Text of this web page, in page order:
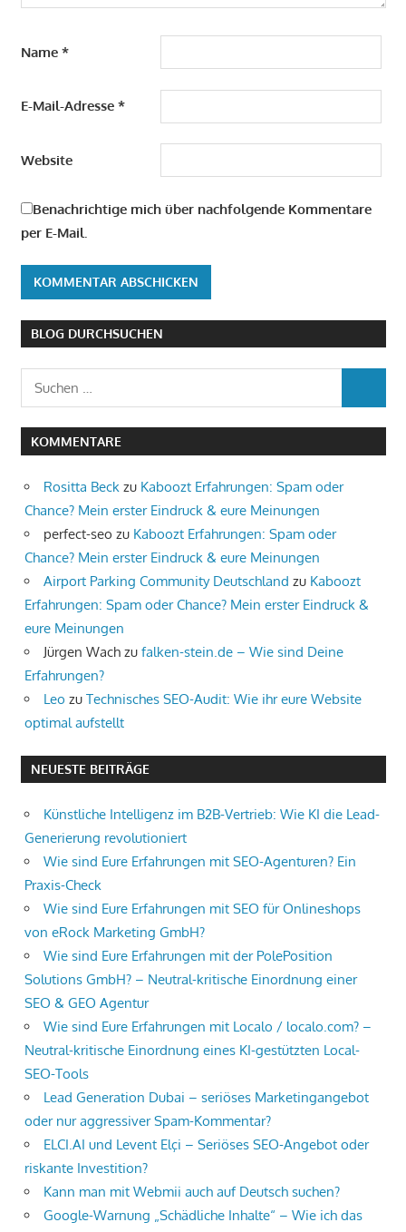
Name *
E-Mail-Adresse *
Website
Benachrichtige mich über nachfolgende Kommentare
per E-Mail.
BLOG DURCHSUCHEN
KOMMENTARE
Rositta Beck zu Kaboozt Erfahrungen: Spam oder
Chance? Mein erster Eindruck & eure Meinungen
perfect-seo zu Kaboozt Erfahrungen: Spam oder
Chance? Mein erster Eindruck & eure Meinungen
Airport Parking Community Deutschland zu Kaboozt
Erfahrungen: Spam oder Chance? Mein erster Eindruck &
eure Meinungen
Jürgen Wach zu falken-stein.de – Wie sind Deine
Erfahrungen?
Leo zu Technisches SEO-Audit: Wie ihr eure Website
optimal aufstellt
NEUESTE BEITRÄGE
Künstliche Intelligenz im B2B-Vertrieb: Wie KI die Lead-
Generierung revolutioniert
Wie sind Eure Erfahrungen mit SEO-Agenturen? Ein
Praxis-Check
Wie sind Eure Erfahrungen mit SEO für Onlineshops
von eRock Marketing GmbH?
Wie sind Eure Erfahrungen mit der PolePosition
Solutions GmbH? – Neutral-kritische Einordnung einer
SEO & GEO Agentur
Wie sind Eure Erfahrungen mit Localo / localo.com? –
Neutral-kritische Einordnung eines KI-gestützten Local-
SEO-Tools
Lead Generation Dubai – seriöses Marketingangebot
oder nur aggressiver Spam-Kommentar?
ELCI.AI und Levent Elçi – Seriöses SEO-Angebot oder
riskante Investition?
Kann man mit Webmii auch auf Deutsch suchen?
Google-Warnung „Schädliche Inhalte“ – Wie ich das